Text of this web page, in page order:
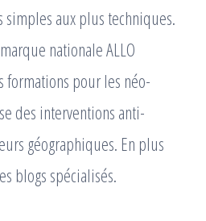
aux plus techniques.
nationale ALLO
formations pour les néo-
des interventions anti-
géographiques. En plus
blogs spécialisés.